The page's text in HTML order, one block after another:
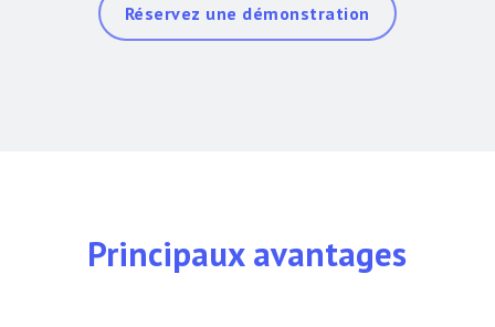
Réservez une démonstration
Principaux avantages